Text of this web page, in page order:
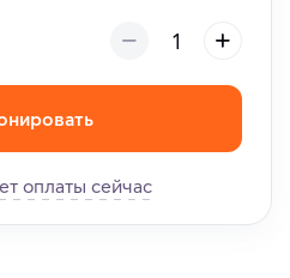
оплаты сейчас